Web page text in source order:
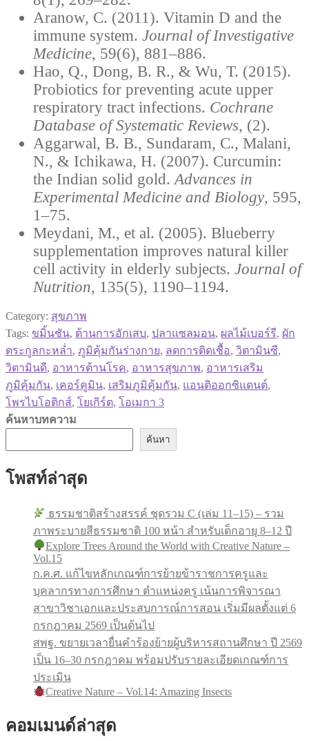
Aranow, C. (2011). Vitamin D and the
immune system. Journal of Investigative
Medicine, 59(6), 881–886.
Hao, Q., Dong, B. R., & Wu, T. (2015).
Probiotics for preventing acute upper
respiratory tract infections. Cochrane
Database of Systematic Reviews, (2).
Aggarwal, B. B., Sundaram, C., Malani,
N., & Ichikawa, H. (2007). Curcumin:
the Indian solid gold. Advances in
Experimental Medicine and Biology, 595,
1–75.
Meydani, M., et al. (2005). Blueberry
supplementation improves natural killer
cell activity in elderly subjects. Journal of
Nutrition, 135(5), 1190–1194.
Category: สุขภาพ
Tags: ขมิ้นชัน, ต้านการอักเสบ, ปลาแซลมอน, ผลไม้เบอร์รี, ผัก
ตระกูลกะหล่ำ, ภูมิคุ้มกันร่างกาย, ลดการติดเชื้อ, วิตามินซี,
วิตามินดี, อาหารต้านโรค, อาหารสุขภาพ, อาหารเสริม
ภูมิคุ้มกัน, เคอร์คูมิน, เสริมภูมิคุ้มกัน, แอนติออกซิแดนต์,
โพรไบโอติกส์, โยเกิร์ต, โอเมกา 3
ค้นหาบทความ
ค้นหา
โพสท์ล่าสุด
ธรรมชาติสร้างสรรค์ ชุดรวม C (เล่ม 11–15) – รวม
ภาพระบายสีธรรมชาติ 100 หน้า สำหรับเด็กอายุ 8–12 ปี
Explore Trees Around the World with Creative Nature –
Vol.15
ก.ค.ศ. แก้ไขหลักเกณฑ์การย้ายข้าราชการครูและ
บุคลากรทางการศึกษา ตำแหน่งครู เน้นการพิจารณา
สาขาวิชาเอกและประสบการณ์การสอน เริ่มมีผลตั้งแต่ 6
กรกฎาคม 2569 เป็นต้นไป
สพฐ. ขยายเวลายื่นคำร้องย้ายผู้บริหารสถานศึกษา ปี 2569
เป็น 16–30 กรกฎาคม พร้อมปรับรายละเอียดเกณฑ์การ
ประเมิน
Creative Nature – Vol.14: Amazing Insects
คอมเมนด์ล่าสุด